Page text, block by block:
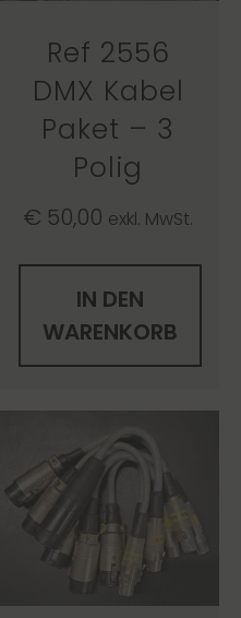
Ref 2556
DMX Kabel
Paket – 3
Polig
€ 50,00 exkl. MwSt.
IN DEN
WARENKORB